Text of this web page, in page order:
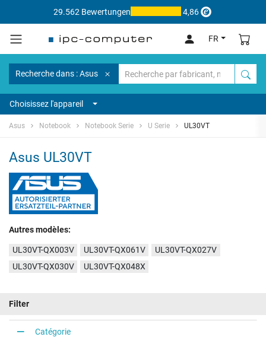
29.562 Bewertungen 4,86
FR
Recherche dans : Asus
Choisissez l'appareil
Asus Notebook Notebook Serie U Serie UL30VT
Asus UL30VT
Autres modèles:
UL30VT-QX003V UL30VT-QX061V
UL30VT-QX027V
UL30VT-QX030V
UL30VT-QX048X
Filter
Catégorie